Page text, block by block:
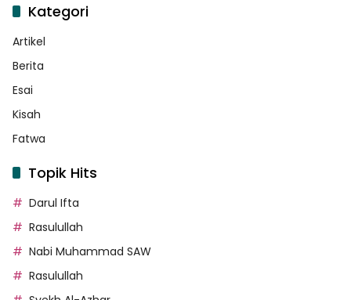
Kategori
Artikel
Berita
Esai
Kisah
Fatwa
Topik Hits
Darul Ifta
Rasulullah
Nabi Muhammad SAW
Rasulullah